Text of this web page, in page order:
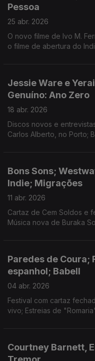
Pessoa
25 abr. 2026
O novo filme de Ivo M.
o filme de abertura do
Jessie Ware e
Genuíno: Ano Zero
18 abr. 2026
Discos novos e
Carlos Alberto, no Porto;
Bons Sons;
Indie; Migrações
11 abr. 2026
Cartaz de Cem Soldos e
Música nova de Buraka
Paredes de Coura;
espanhol; Babell
04 abr. 2026
Festival com cartaz
vivo; Estreias de
Courtney Barnett,